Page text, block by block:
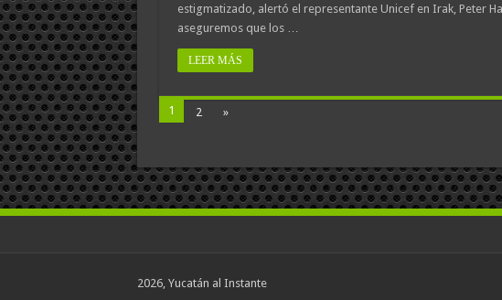
estigmatizado, alertó el representante Unicef en Irak, Peter
aseguremos que los …
LEER MÁS
1 2 »
2026, Yucatán al Instante